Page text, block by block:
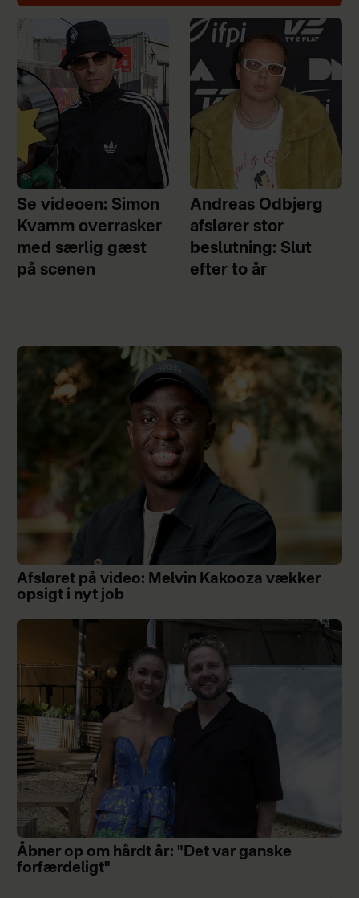
Se videoen: Simon
Kvamm overrasker
med særlig gæst
på scenen
Andreas Odbjerg
afslører stor
beslutning: Slut
efter to år
Afsløret på video: Melvin Kakooza vækker
opsigt i nyt job
Åbner op om hårdt år: "Det var ganske
forfærdeligt"